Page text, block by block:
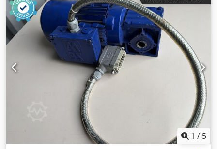
ir paruoštas darbui. Reduktorius su varikliu yra geros
techninės ir vizualinės būklės. Matomi normalūs
naudojimo pėdsakai, atsiradę eksploatacijos metu.
Techniniai duomenys: Gamintojas: SEW-EURODRIVE Tipas:
SF31DT71D-4BM Variklio galia: 0,37 kW Maitinimas: 3×220Δ
/ 380Y V, 50 Hz Variklio greitis: 1380 aps./min. Išėjimo
greitis: 42 aps./min. Sukimo momentas: 60 Nm Stabdis:
220 V kintamoji srovė Stabdymo momentas: 5 Nm
Apsaugos klasė: IP54 Izoliacijos klasė: B Svoris: 16,88 kg
Montavimo padėtis: IM V1A Pagaminimo metai: 2002
Pagaminimo šalis: Vokietija
1 / 5